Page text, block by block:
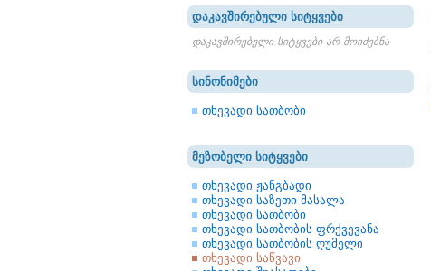
დაკავშირებული სიტყვები
დაკავშირებული სიტყვები არ მოიძებნა
სინონიმები
თხევადი სათბობი
მეზობელი სიტყვები
თხევადი ჟანგბადი
თხევადი საზეთი მასალა
თხევადი სათბობი
თხევადი სათბობის ფრქვევანა
თხევადი სათბობის ღუმელი
თხევადი საწვავი